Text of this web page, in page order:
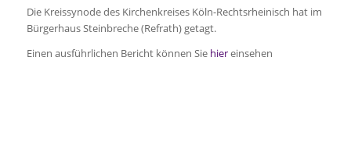
Die Kreissynode des Kirchenkreises Köln-Rechtsrheinisch hat im
Bürgerhaus Steinbreche (Refrath) getagt.
Einen ausführlichen Bericht können Sie hiereinsehen